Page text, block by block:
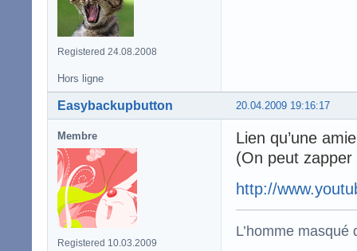
Registered 24.08.2008
Hors ligne
20.04.2009 19:16:17
Easybackupbutton
Membre
Registered 10.03.2009
Lien qu’une
(On peut
http://
L’homme